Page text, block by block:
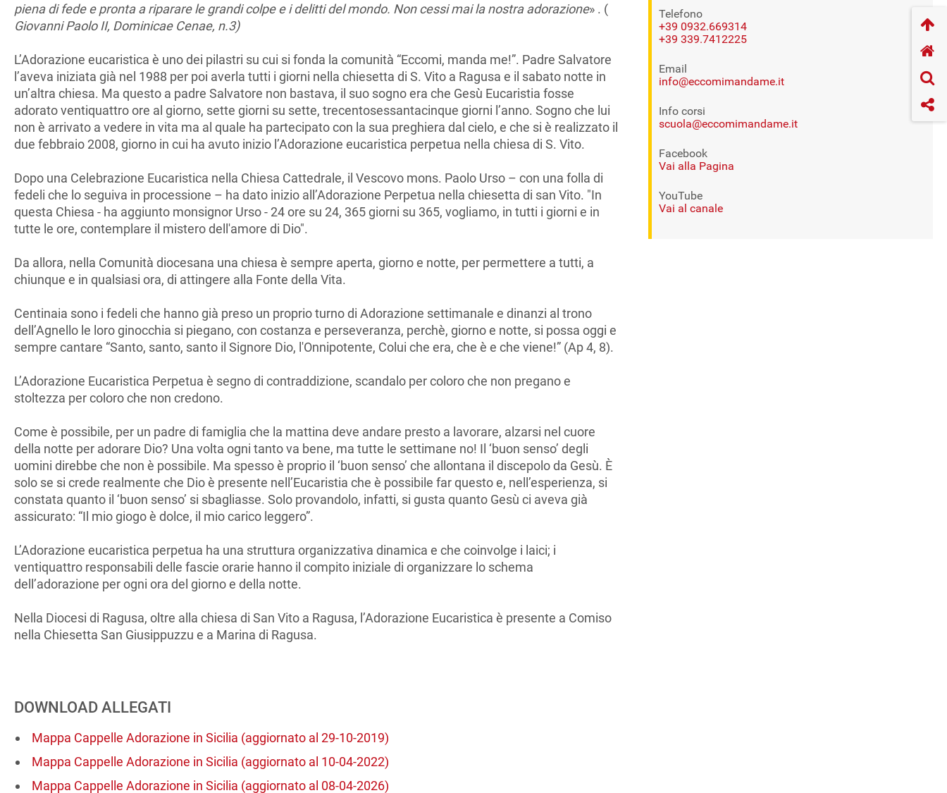
piena di fede e pronta a riparare le grandi colpe e i delitti del mondo. Non cessi mai la nostra adorazione» . (
Giovanni Paolo II, Dominicae Cenae, n.3)
L’Adorazione eucaristica è uno dei pilastri su cui si fonda la comunità “Eccomi, manda me!”. Padre Salvatore
l’aveva iniziata già nel 1988 per poi averla tutti i giorni nella chiesetta di S. Vito a Ragusa e il sabato notte in
un’altra chiesa. Ma questo a padre Salvatore non bastava, il suo sogno era che Gesù Eucaristia fosse
adorato ventiquattro ore al giorno, sette giorni su sette, trecentosessantacinque giorni l’anno. Sogno che lui
non è arrivato a vedere in vita ma al quale ha partecipato con la sua preghiera dal cielo, e che si è realizzato il
due febbraio 2008, giorno in cui ha avuto inizio l’Adorazione eucaristica perpetua nella chiesa di S. Vito.
Dopo una Celebrazione Eucaristica nella Chiesa Cattedrale, il Vescovo mons. Paolo Urso – con una folla di
fedeli che lo seguiva in processione – ha dato inizio all’Adorazione Perpetua nella chiesetta di san Vito. "In
questa Chiesa - ha aggiunto monsignor Urso - 24 ore su 24, 365 giorni su 365, vogliamo, in tutti i giorni e in
tutte le ore, contemplare il mistero dell'amore di Dio".
Da allora, nella Comunità diocesana una chiesa è sempre aperta, giorno e notte, per permettere a tutti, a
chiunque e in qualsiasi ora, di attingere alla Fonte della Vita.
Centinaia sono i fedeli che hanno già preso un proprio turno di Adorazione settimanale e dinanzi al trono
dell’Agnello le loro ginocchia si piegano, con costanza e perseveranza, perchè, giorno e notte, si possa oggi e
sempre cantare “Santo, santo, santo il Signore Dio, l'Onnipotente, Colui che era, che è e che viene!” (Ap 4, 8).
L’Adorazione Eucaristica Perpetua è segno di contraddizione, scandalo per coloro che non pregano e
stoltezza per coloro che non credono.
Come è possibile, per un padre di famiglia che la mattina deve andare presto a lavorare, alzarsi nel cuore
della notte per adorare Dio? Una volta ogni tanto va bene, ma tutte le settimane no! Il ‘buon senso’ degli
uomini direbbe che non è possibile. Ma spesso è proprio il ‘buon senso’ che allontana il discepolo da Gesù. È
solo se si crede realmente che Dio è presente nell’Eucaristia che è possibile far questo e, nell’esperienza, si
constata quanto il ‘buon senso’ si sbagliasse. Solo provandolo, infatti, si gusta quanto Gesù ci aveva già
assicurato: “Il mio giogo è dolce, il mio carico leggero”.
L’Adorazione eucaristica perpetua ha una struttura organizzativa dinamica e che coinvolge i laici; i
ventiquattro responsabili delle fascie orarie hanno il compito iniziale di organizzare lo schema
dell’adorazione per ogni ora del giorno e della notte.
Nella Diocesi di Ragusa, oltre alla chiesa di San Vito a Ragusa, l’Adorazione Eucaristica è presente a Comiso
nella Chiesetta San Giusippuzzu e a Marina di Ragusa.
DOWNLOAD ALLEGATI
Mappa Cappelle Adorazione in Sicilia (aggiornato al 29-10-2019)
Mappa Cappelle Adorazione in Sicilia (aggiornato al 10-04-2022)
Mappa Cappelle Adorazione in Sicilia (aggiornato al 08-04-2026)
Telefono
+39 0932.669314
+39 339.7412225
Email
info@eccomimandame.it
Info corsi
scuola@eccomimandame.it
Facebook
Vai alla Pagina
YouTube
Vai al canale